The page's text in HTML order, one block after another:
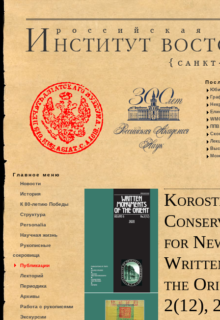
ППВ
Главное меню
Новости
История
К 80-летию Победы
Структура
Personalia
Научная жизнь
Рукописные
сокровища
Публикации
Лекторий
Периодика
Архивы
Работа с рукописями
Экскурсии
for
the
2(12),